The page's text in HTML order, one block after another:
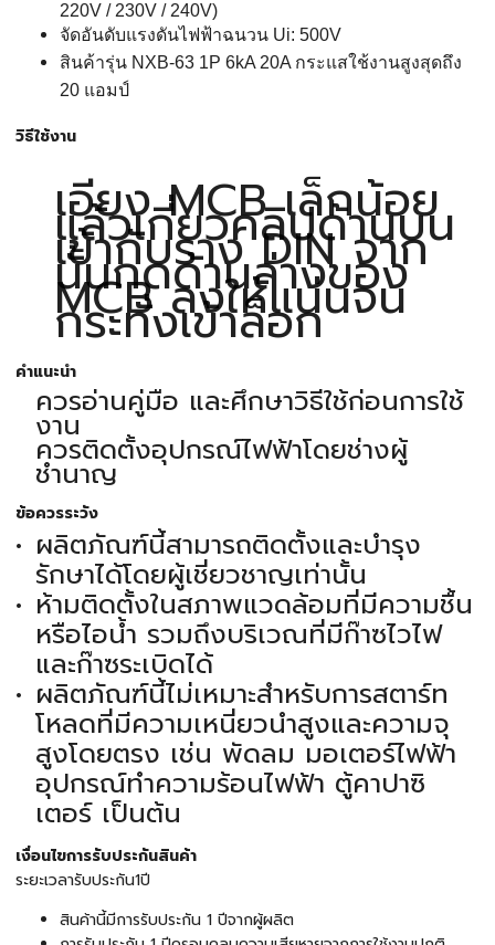
220V / 230V / 240V)
จัดอันดับแรงดันไฟฟ้าฉนวน Ui: 500V
สินค้ารุ่น NXB-63 1P 6kA 20A กระแสใช้งานสูงสุดถึง
20 แอมป์
วิธีใช้งาน
เอียง MCB เล็กน้อย
แล้วเกี่ยวคลิปด้านบน
เข้ากับราง DIN จาก
นั้นกดด้านล่างของ
MCB ลงให้แน่นจน
กระทั่งเข้าล็อก
คำแนะนำ
ควรอ่านคู่มือ และศึกษาวิธีใช้ก่อนการใช้
งาน
ควรติดตั้งอุปกรณ์ไฟฟ้าโดยช่างผู้
ชำนาญ
ข้อควรระวัง
ผลิตภัณฑ์นี้สามารถติดตั้งและบำรุง
รักษาได้โดยผู้เชี่ยวชาญเท่านั้น
ห้ามติดตั้งในสภาพแวดล้อมที่มีความชื้น
หรือไอน้ำ รวมถึงบริเวณที่มีก๊าซไวไฟ
และก๊าซระเบิดได้
ผลิตภัณฑ์นี้ไม่เหมาะสำหรับการสตาร์ท
โหลดที่มีความเหนี่ยวนำสูงและความจุ
สูงโดยตรง เช่น พัดลม มอเตอร์ไฟฟ้า
อุปกรณ์ทำความร้อนไฟฟ้า ตู้คาปาซิ
เตอร์ เป็นต้น
เงื่อนไขการรับประกันสินค้า
ระยะเวลารับประกัน1ปี
สินค้านี้มีการรับประกัน 1 ปีจากผู้ผลิต